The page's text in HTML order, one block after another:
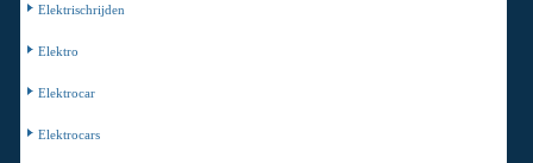
Elektrischrijden
Elektro
Elektrocar
Elektrocars